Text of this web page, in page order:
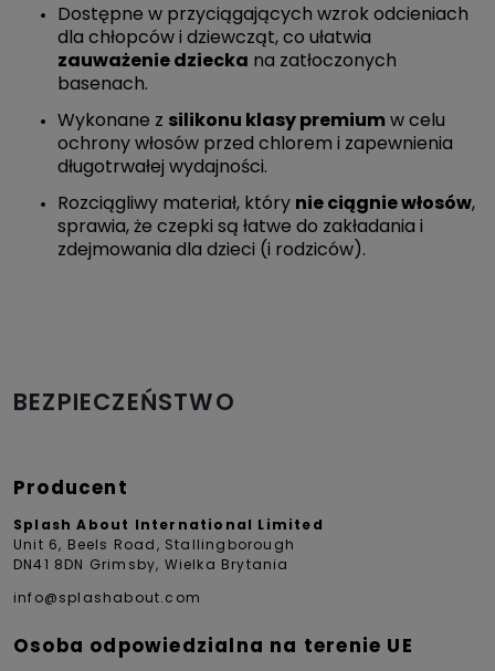
Dostępne w przyciągających wzrok odcieniach
dla chłopców i dziewcząt, co ułatwia
zauważenie dziecka na zatłoczonych
basenach.
Wykonane z silikonu klasy premiumw celu
ochrony włosów przed chlorem i zapewnienia
długotrwałej wydajności.
Rozciągliwy materiał, który nie ciągnie włosów,
sprawia, że czepki są łatwe do zakładania i
zdejmowania dla dzieci (i rodziców).
BEZPIECZEŃSTWO
Producent
Splash About International Limited
Unit 6, Beels Road, Stallingborough
DN41 8DN Grimsby, Wielka Brytania
info@splashabout.com
Osoba odpowiedzialna na terenie UE